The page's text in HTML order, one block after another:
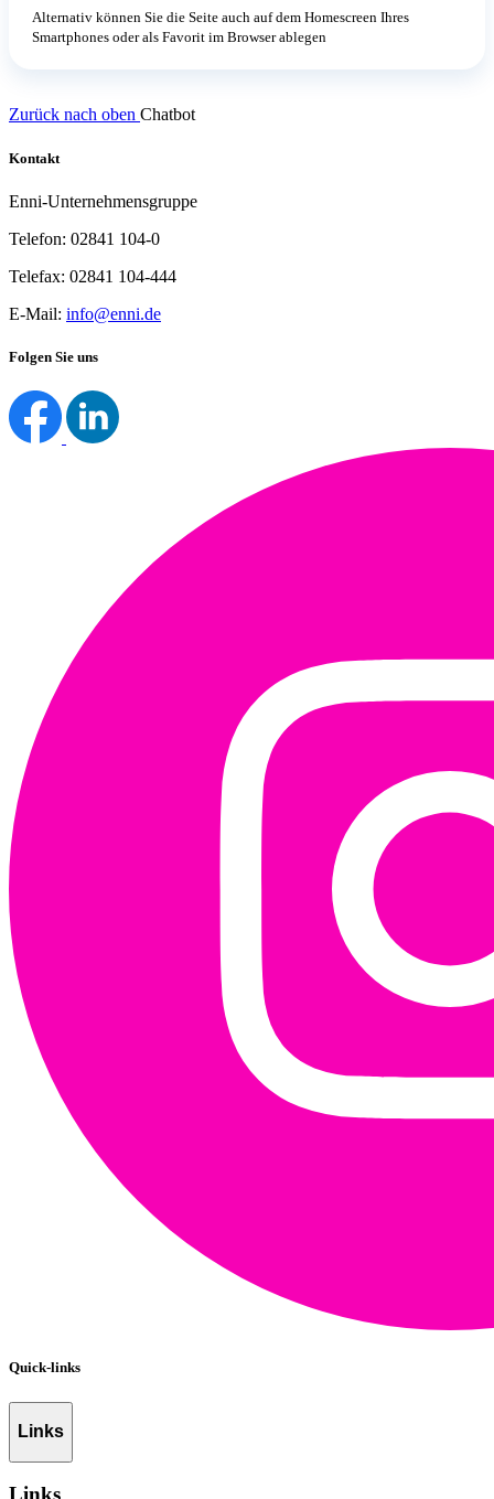
Alternativ können Sie die Seite auch auf dem Homescreen Ihres
Smartphones oder als Favorit im Browser ablegen
Zurück nach oben Chatbot
Kontakt
Enni-Unternehmensgruppe
Telefon: 02841 104-0
Telefax: 02841 104-444
E-Mail: info@enni.de
Folgen Sie uns
Quick-links
Links